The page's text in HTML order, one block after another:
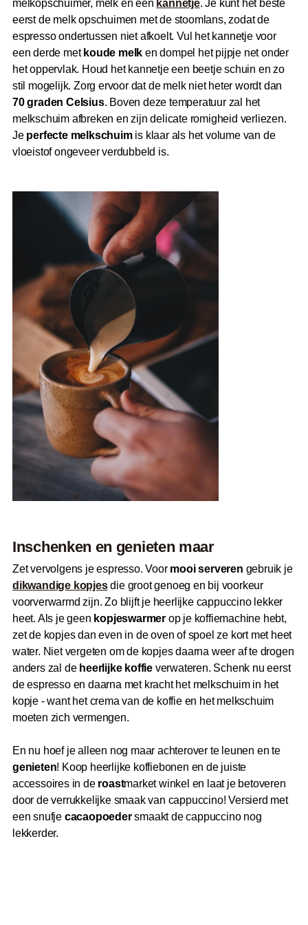
melkopschuimer, melk en een kannetje. Je kunt het beste
eerst de melk opschuimen met de stoomlans, zodat de
espresso ondertussen niet afkoelt. Vul het kannetje voor
een derde met koude melk en dompel het pijpje net onder
het oppervlak. Houd het kannetje een beetje schuin en zo
stil mogelijk. Zorg ervoor dat de melk niet heter wordt dan
70 graden Celsius. Boven deze temperatuur zal het
melkschuim afbreken en zijn delicate romigheid verliezen.
Je perfecte melkschuimis klaar als het volume van de
vloeistof ongeveer verdubbeld is.
Inschenken en genieten maar
Zet vervolgens je espresso. Voor mooi serveren gebruik je
dikwandige kopjesdie groot genoeg en bij voorkeur
voorverwarmd zijn. Zo blijft je heerlijke cappuccino lekker
heet. Als je geen kopjeswarmer op je koffiemachine hebt,
zet de kopjes dan even in de oven of spoel ze kort met heet
water. Niet vergeten om de kopjes daarna weer af te drogen
anders zal de heerlijke koffie verwateren. Schenk nu eerst
de espresso en daarna met kracht het melkschuim in het
kopje - want het crema van de koffie en het melkschuim
moeten zich vermengen.
En nu hoef je alleen nog maar achterover te leunen en te
genieten! Koop heerlijke koffiebonen en de juiste
accessoires in de roastmarket winkel en laat je betoveren
door de verrukkelijke smaak van cappuccino! Versierd met
een snufje cacaopoedersmaakt de cappuccino nog
lekkerder.